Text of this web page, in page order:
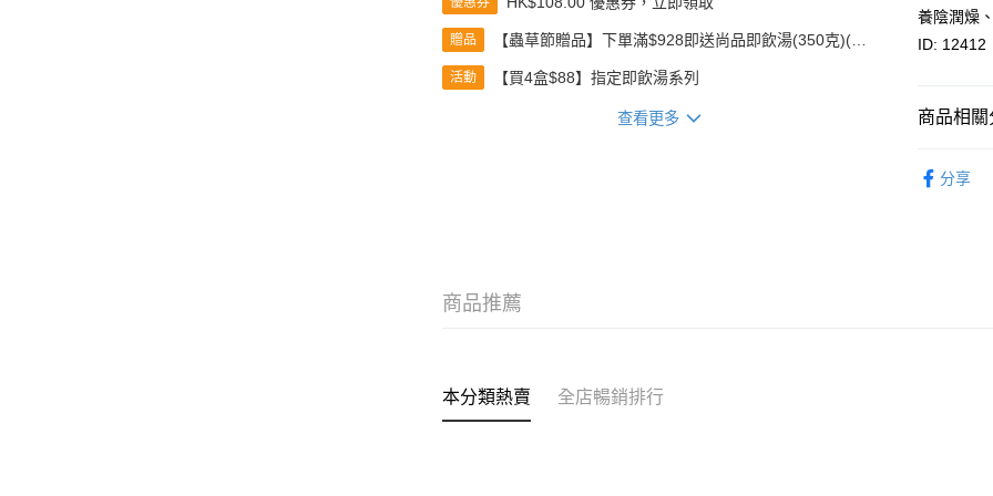
贈品
【蟲草節贈品】下單滿$928即送尚品即飲湯(350克)(款
活動 【買4盒$88】指定即飲湯系列
查看更多
相關說明
轉數快識
收到付款
順豐智能
每筆
養陰潤燥
ID: 12412
商品相關
分享
商品推薦
本分類熱賣 全店暢銷排行